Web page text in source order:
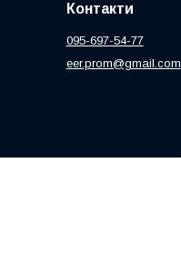
Контакти
095-697-54-77
eer.prom@gmail.com